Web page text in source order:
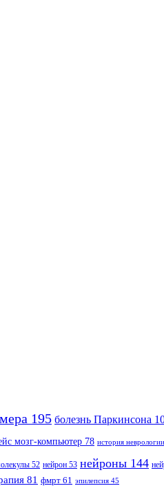
195 болезнь Паркинсона
мозг-компьютер 78 история неврологии
52 нейрон 53 нейроны 144
81 фмрт 61 эпилепсия 45